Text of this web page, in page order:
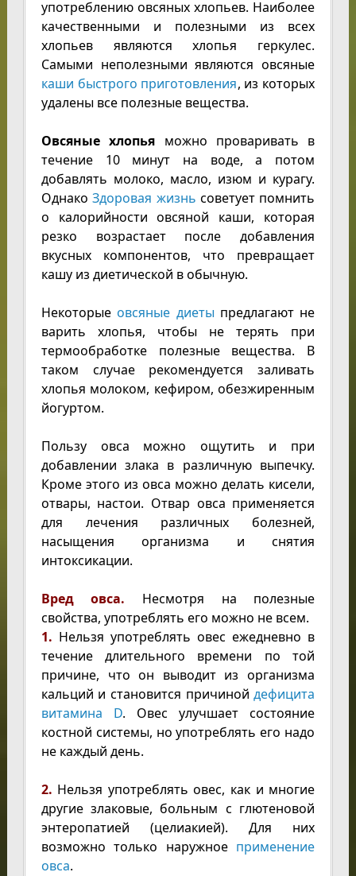
употреблению овсяных хлопьев. Наиболее
качественными и полезными из всех
хлопьев являются хлопья геркулес.
Самыми неполезными являются овсяные
каши быстрого приготовления, из которых
удалены все полезные вещества.
Овсяные хлопья можно проваривать в
течение 10 минут на воде, а потом
добавлять молоко, масло, изюм и курагу.
ОднакоЗдоровая жизнь советует помнить
о калорийности овсяной каши, которая
резко возрастает после добавления
вкусных компонентов, что превращает
кашу из диетической в обычную.
Некоторыеовсяные диеты предлагают не
варить хлопья, чтобы не терять при
термообработке полезные вещества. В
таком случае рекомендуется заливать
хлопья молоком, кефиром, обезжиренным
йогуртом.
Пользу овса можно ощутить и при
добавлении злака в различную выпечку.
Кроме этого из овса можно делать кисели,
отвары, настои. Отвар овса применяется
для лечения различных болезней,
насыщения организма и снятия
интоксикации.
Вред овса.
Несмотря на полезные
свойства, употреблять его можно не всем.
1. Нельзя употреблять овес ежедневно в
течение длительного времени по той
причине, что он выводит из организма
кальций и становится причинойдефицита
витамина D. Овес улучшает состояние
костной системы, но употреблять его надо
не каждый день.
2. Нельзя употреблять овес, как и многие
другие злаковые, больным с глютеновой
энтеропатией (целиакией). Для них
возможно только наружное применение
овса.